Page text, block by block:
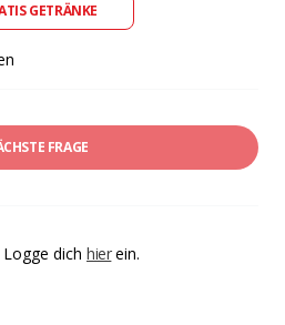
GETRÄNKE
FRAGE
dich hierein.